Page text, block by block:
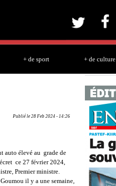
+ de sport + de culture
Publié le 28 Feb 2024 - 14:26
auto élevé au grade de
ce 27 février 2024,
Premier ministre.
il y a une semaine,